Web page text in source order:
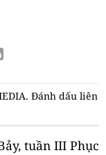
. Đánh dấu liên
tuần III Phục